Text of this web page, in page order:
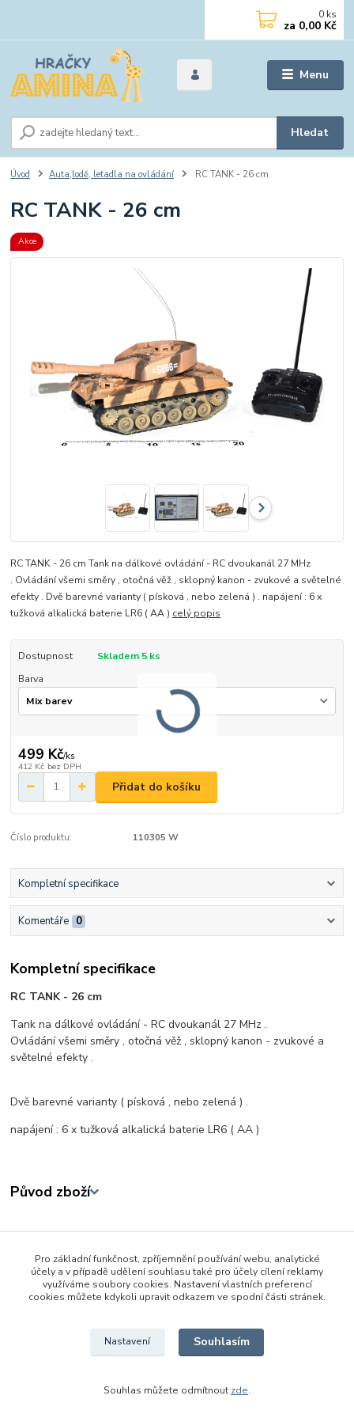
Menu
Hledat
0 ks
za 0,00 Kč
Úvod Auta,lodě, letadla na ovládání RC TANK - 26 cm
RC TANK - 26 cm
Akce
RC TANK - 26 cm Tank na dálkové ovládání - RC dvoukanál 27 MHz
. Ovládání všemi směry , otočná věž , sklopný kanon - zvukové a světelné
efekty . Dvě barevné varianty ( písková , nebo zelená ) . napájení : 6 x
tužková alkalická baterie LR6 ( AA ) celý popis
Dostupnost
Skladem 5 ks
Barva
499 Kč/ks
412 Kč bez DPH
Přidat do košíku
Číslo produktu: 110305 W
Kompletní specifikace
Komentáře 0
Kompletní specifikace
RC TANK - 26 cm
Tank na dálkové ovládání - RC dvoukanál 27 MHz .
Ovládání všemi směry , otočná věž , sklopný kanon - zvukové a
světelné efekty .
Dvě barevné varianty ( písková , nebo zelená ) .
napájení : 6 x tužková alkalická baterie LR6 ( AA )
Původ zboží
Zboží zařazeno v kategoriích
Auta,lodě, letadla na ovládání
Pro kluky
Pro základní funkčnost, zpříjemnění používání webu, analytické
účely a v případě udělení souhlasu také pro účely cílení reklamy
využíváme soubory cookies. Nastavení vlastních preferencí
cookies můžete kdykoli upravit odkazem ve spodní části stránek.
Nastavení Souhlasím
Souhlas můžete odmítnout zde.